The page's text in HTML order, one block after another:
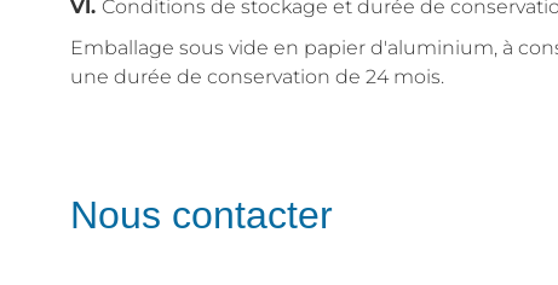
VI. Conditions de stockage et durée de
Emballage sous vide en papier d'aluminium, à
une durée de conservation de 24 mois.